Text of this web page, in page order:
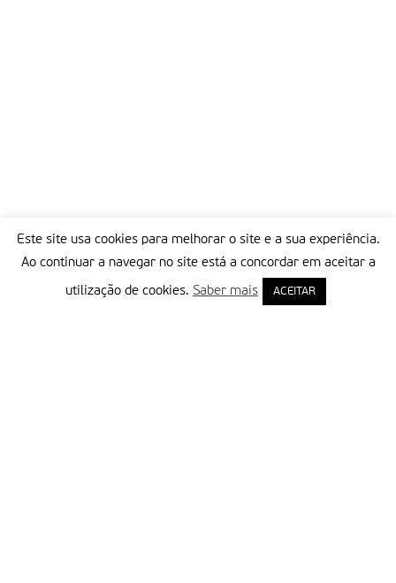
Este site usa cookies para melhorar o site e a sua experiência.
Ao continuar a navegar no site está a concordar em aceitar a
utilização de cookies. Saber mais ACEITAR